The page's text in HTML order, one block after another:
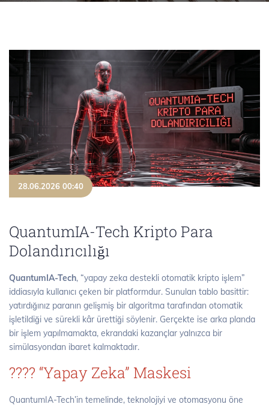
28.06.2026 00:40
QuantumIA-Tech Kripto Para
Dolandırıcılığı
QuantumIA-Tech, “yapay zeka destekli otomatik kripto işlem”
iddiasıyla kullanıcı çeken bir platformdur. Sunulan tablo basittir:
yatırdığınız paranın gelişmiş bir algoritma tarafından otomatik
işletildiği ve sürekli kâr ürettiği söylenir. Gerçekte ise arka planda
bir işlem yapılmamakta, ekrandaki kazançlar yalnızca bir
simülasyondan ibaret kalmaktadır.
???? “Yapay Zeka” Maskesi
QuantumIA-Tech’in temelinde, teknolojiyi ve otomasyonu öne